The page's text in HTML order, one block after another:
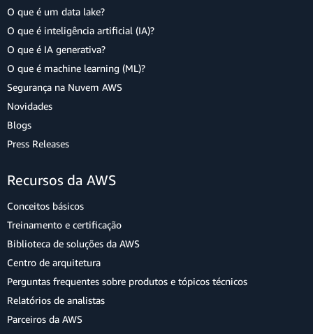
O que é um data lake?
O que é inteligência artificial (IA)?
O que é IA generativa?
O que é machine learning (ML)?
Segurança na Nuvem AWS
Novidades
Blogs
Press Releases
Recursos da AWS
Conceitos básicos
Treinamento e certificação
Biblioteca de soluções da AWS
Centro de arquitetura
Perguntas frequentes sobre produtos e tópicos técnicos
Relatórios de analistas
Parceiros da AWS